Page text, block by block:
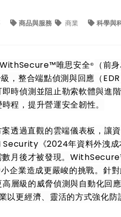
商品與服務 商業 科學與
WithSecure™唯思安全® （前
，整合端點偵測與回應（
時偵測並阻止勒索軟體與進
程，提升營運安全韌性。
透過直觀的雲端儀表板，讓
《2024年資料外洩
月後才被發現。
企業造成更嚴峻的挑戰。
層級的威脅偵測與自動化回
以更經濟、靈活的方式強化